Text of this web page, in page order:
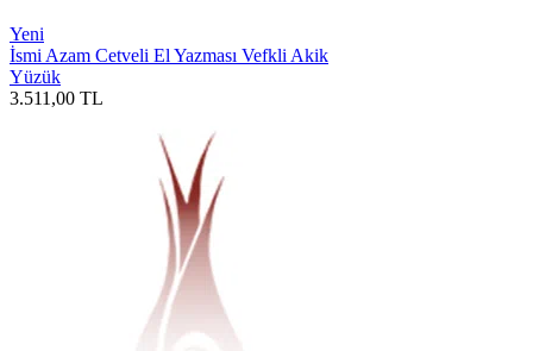
Yeni
İsmi Azam Cetveli El Yazması Vefkli Akik
Yüzük
3.511,00 TL